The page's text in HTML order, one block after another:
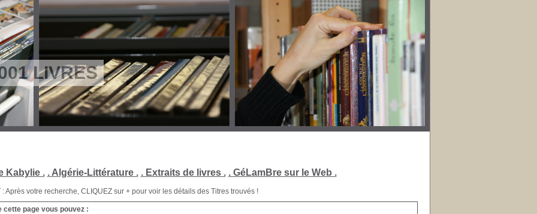
LIVRES
Kabylie . . Algérie-Littérature . . Extraits de livres . . GéLamBre sur le Web .
: Après votre recherche, CLIQUEZ sur + pour voir les détails des Titres trouvés !
cette page vous pouvez :